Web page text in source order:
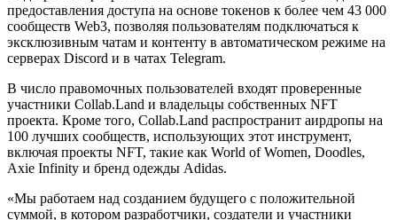
предоставления доступа на основе токенов к более чем 43 000
сообществ Web3, позволяя пользователям подключаться к
эксклюзивным чатам и контенту в автоматическом режиме на
серверах Discord и в чатах Telegram.
В число правомочных пользователей входят проверенные
участники Collab.Land и владельцы собственных NFT
проекта. Кроме того, Collab.Land распространит аирдропы на
100 лучших сообществ, использующих этот инструмент,
включая проекты NFT, такие как World of Women, Doodles,
Axie Infinity и бренд одежды Adidas.
«Мы работаем над созданием будущего с положительной
суммой, в котором разработчики, создатели и участники